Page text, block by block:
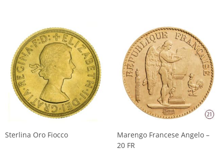
Sterlina Oro Fiocco
Marengo Francese Angelo –
20 FR